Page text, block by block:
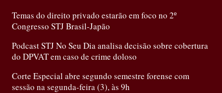
Temas do direito privado estarão em foco no 2º
Congresso STJ Brasil-Japão
Podcast STJ No Seu Dia analisa decisão sobre cobertura
do DPVAT em caso de crime doloso
Corte Especial abre segundo semestre forense com
sessão na segunda-feira (3), às 9h